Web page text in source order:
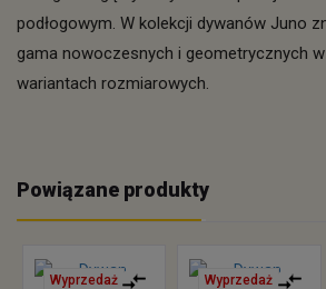
podłogowym. W kolekcji dywanów Juno
gama nowoczesnych i geometrycznych
wariantach rozmiarowych.
Powiązane produkty
Wyprzedaż Wyprzedaż